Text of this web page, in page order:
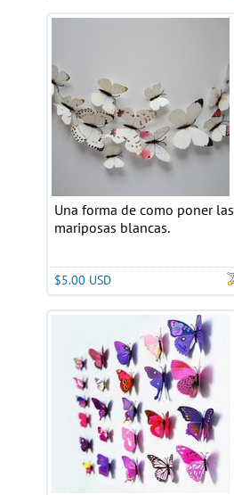
Una forma de como poner las
mariposas blancas.
$5.00 USD